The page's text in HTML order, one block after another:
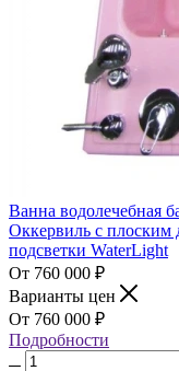
Ванна водолечебная
Оккервиль с плоским
подсветки WaterLight
760 000 ₽
Варианты цен
760 000 ₽
Подробности